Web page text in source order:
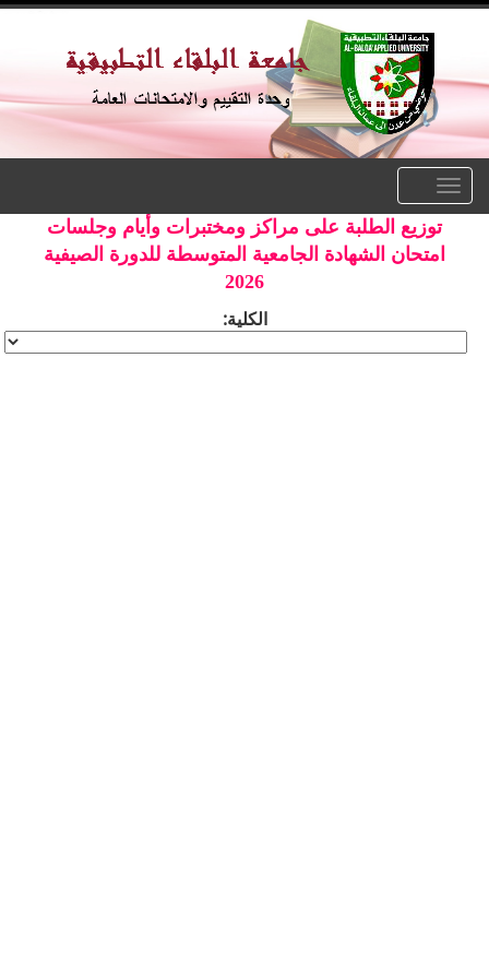
navigation
توزيع الطلبة على مراكز ومختبرات وأيام وجلسات
امتحان الشهادة الجامعية المتوسطة للدورة الصيفية
2026
الكلية: